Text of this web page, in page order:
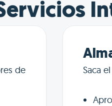
de
Saca